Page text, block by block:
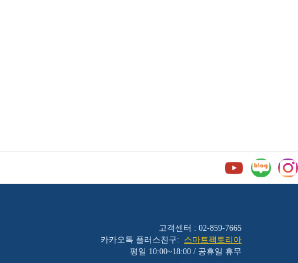
고객센터 : 02-859-7665
카카오톡 플러스친구:
스마트팩토리아
평일 10:00~18:00 / 공휴일 휴무